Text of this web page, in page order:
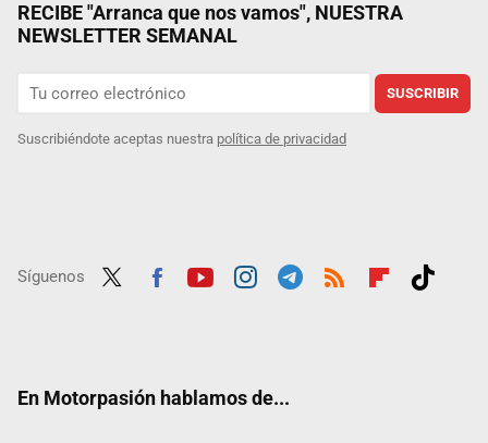
RECIBE "Arranca que nos vamos", NUESTRA
NEWSLETTER SEMANAL
SUSCRIBIR
Suscribiéndote aceptas nuestra política de privacidad
Síguenos
En Motorpasión hablamos de...